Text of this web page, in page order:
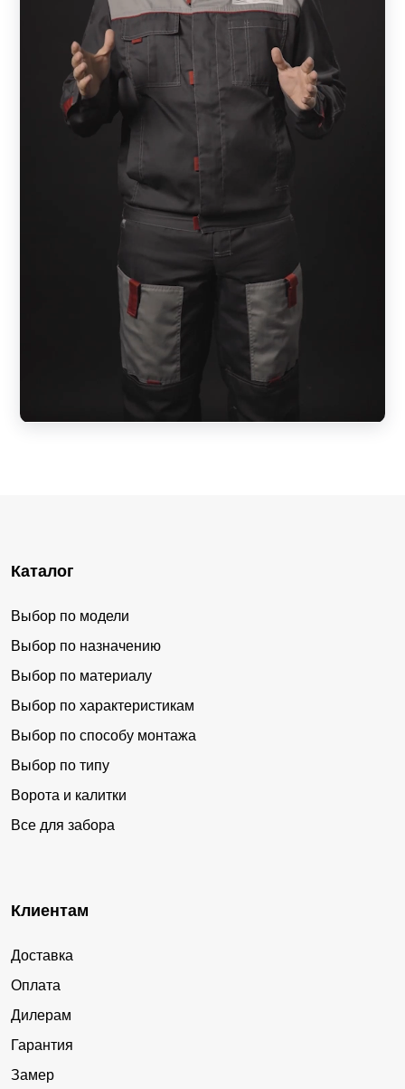
Каталог
Выбор по модели
Выбор по назначению
Выбор по материалу
Выбор по характеристикам
Выбор по способу монтажа
Выбор по типу
Ворота и калитки
Все для забора
Клиентам
Доставка
Оплата
Дилерам
Гарантия
Замер